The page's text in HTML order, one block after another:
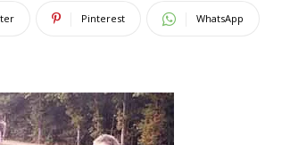
Pinterest WhatsApp